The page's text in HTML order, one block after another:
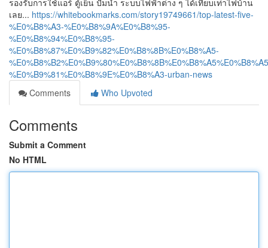
รองรับการใช้แอร์ ตู้เย็น ปั้มน้ำ ระบบไฟฟ้าต่าง ๆ ได้เทียบเท่าไฟบ้าน
เลย... https://whitebookmarks.com/story19749661/top-latest-five-
%E0%B8%A3-%E0%B8%9A%E0%B8%95-
%E0%B8%94%E0%B8%95-
%E0%B8%87%E0%B9%82%E0%B8%8B%E0%B8%A5-
%E0%B9%81%E0%B8%9E%E0%B8%A3-urban-news
Comments
Who Upvoted
Comments
Submit a Comment
No HTML